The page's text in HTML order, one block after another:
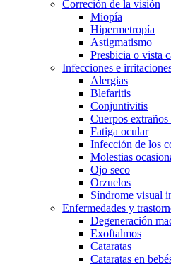
Correción de la visión
Miopía
Hipermetropía
Astigmatismo
Presbicia o vista
Infecciones e
Alergias
Blefaritis
Conjuntivitis
Cuerpos
Fatiga ocular
Infección de los
Molestias
Ojo seco
Orzuelos
Síndrome visual
Enfermedades y
Degeneración
Exoftalmos
Cataratas
Cataratas en